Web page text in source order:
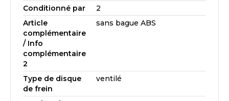
Conditionné par
2
Article
complémentaire
/ Info
complémentaire
2
sans bague ABS
Type de disque
de frein
ventilé